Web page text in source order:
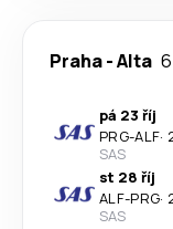
Praha-Alta
pá 23 říj
PRG-ALF·
SAS
st 28 říj
ALF-PRG·
SAS